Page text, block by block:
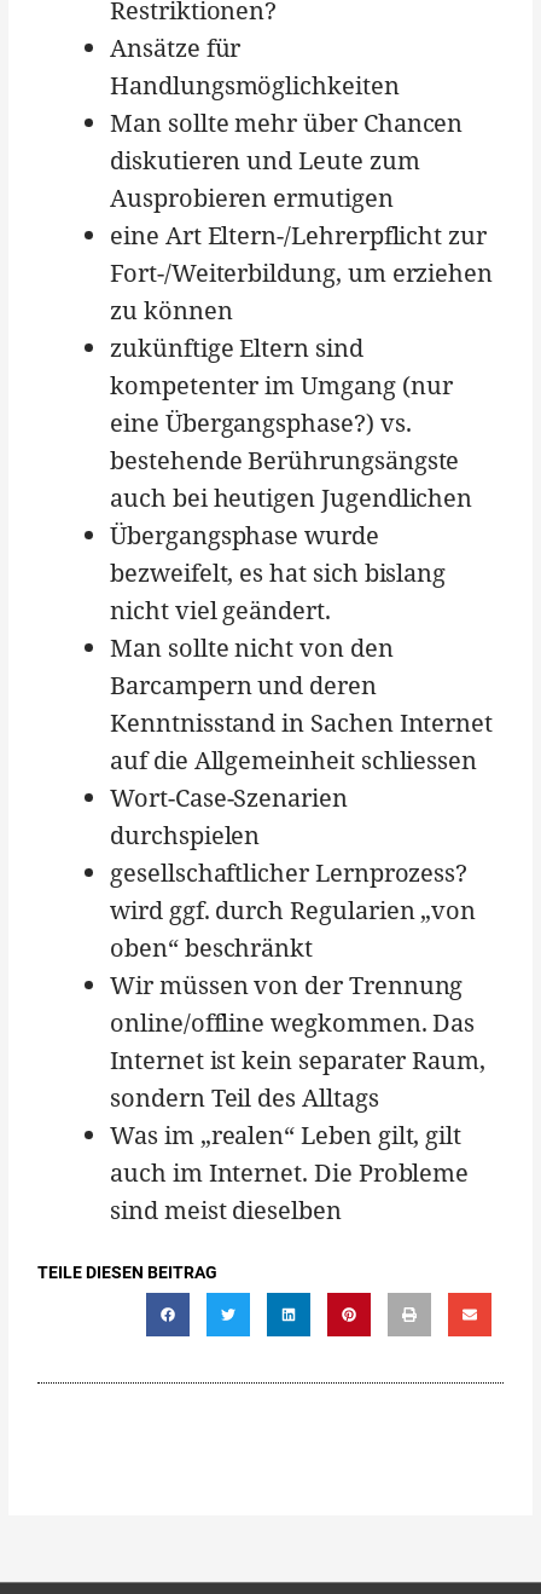
Restriktionen?
Ansätze für
Handlungsmöglichkeiten
Man sollte mehr über Chancen
diskutieren und Leute zum
Ausprobieren ermutigen
eine Art Eltern-/Lehrerpflicht zur
Fort-/Weiterbildung, um erziehen
zu können
zukünftige Eltern sind
kompetenter im Umgang (nur
eine Übergangsphase?) vs.
bestehende Berührungsängste
auch bei heutigen Jugendlichen
Übergangsphase wurde
bezweifelt, es hat sich bislang
nicht viel geändert.
Man sollte nicht von den
Barcampern und deren
Kenntnisstand in Sachen Internet
auf die Allgemeinheit schliessen
Wort-Case-Szenarien
durchspielen
gesellschaftlicher Lernprozess?
wird ggf. durch Regularien „von
oben“ beschränkt
Wir müssen von der Trennung
online/offline wegkommen. Das
Internet ist kein separater Raum,
sondern Teil des Alltags
Was im „realen“ Leben gilt, gilt
auch im Internet. Die Probleme
sind meist dieselben
TEILE DIESEN BEITRAG